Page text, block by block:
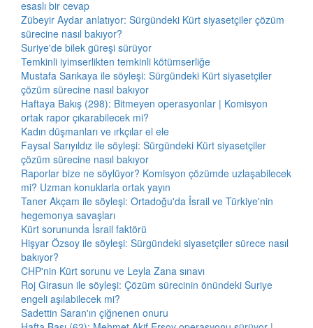
esaslı bir cevap
Zübeyir Aydar anlatıyor: Sürgündeki Kürt siyasetçiler çözüm
sürecine nasıl bakıyor?
Suriye'de bilek güreşi sürüyor
Temkinli iyimserlikten temkinli kötümserliğe
Mustafa Sarıkaya ile söyleşi: Sürgündeki Kürt siyasetçiler
çözüm sürecine nasıl bakıyor
Haftaya Bakış (298): Bitmeyen operasyonlar | Komisyon
ortak rapor çıkarabilecek mi?
Kadın düşmanları ve ırkçılar el ele
Faysal Sarıyıldız ile söyleşi: Sürgündeki Kürt siyasetçiler
çözüm sürecine nasıl bakıyor
Raporlar bize ne söylüyor? Komisyon çözümde uzlaşabilecek
mi? Uzman konuklarla ortak yayın
Taner Akçam ile söyleşi: Ortadoğu'da İsrail ve Türkiye'nin
hegemonya savaşları
Kürt sorununda İsrail faktörü
Hişyar Özsoy ile söyleşi: Sürgündeki siyasetçiler sürece nasıl
bakıyor?
CHP'nin Kürt sorunu ve Leyla Zana sınavı
Roj Girasun ile söyleşi: Çözüm sürecinin önündeki Suriye
engeli aşılabilecek mi?
Sadettin Saran'ın çiğnenen onuru